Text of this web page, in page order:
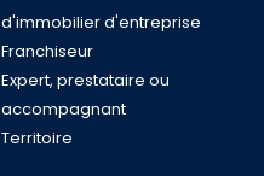
d'immobilier d'entreprise
Franchiseur
Expert, prestataire ou
accompagnant
Territoire